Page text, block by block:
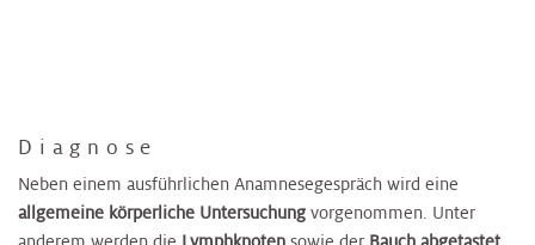
Diagnose
Neben einem ausführlichen Anamnesegespräch wird eine
allgemeine körperliche Untersuchung vorgenommen. Unter